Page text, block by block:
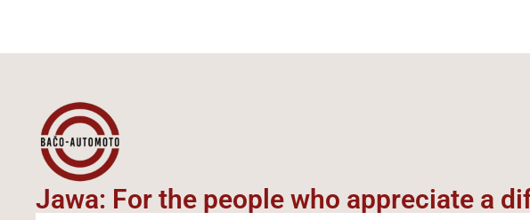
Jawa: For the people who appreciate a